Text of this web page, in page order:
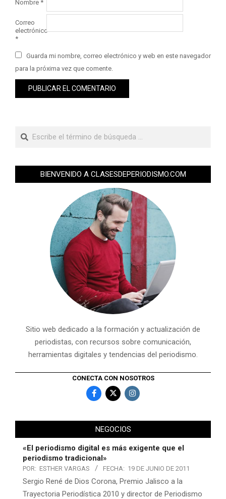
Nombre *
Correo
electrónico
*
Guarda mi nombre, correo electrónico y web en este navegador
para la próxima vez que comente.
BIENVENIDO A CLASESDEPERIODISMO.COM
Sitio web dedicado a la formación y actualización de
periodistas, con recursos sobre comunicación,
herramientas digitales y tendencias del periodismo.
CONECTA CON NOSOTROS
NEGOCIOS
«El periodismo digital es más exigente que el
periodismo tradicional»
POR: ESTHER VARGAS FECHA: 19 DE JUNIO DE 2011
Sergio René de Dios Corona, Premio Jalisco a la
Trayectoria Periodística 2010 y director de Periodismo